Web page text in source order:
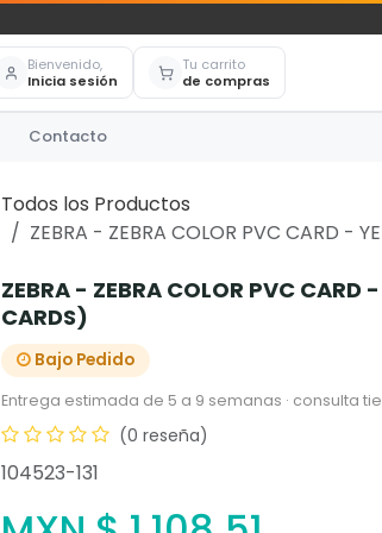
Bienvenido,
Inicia sesión
Tu carrito
de compras
Contacto
Todos los Productos
ZEBRA - ZEBRA COLOR PVC CARD -
ZEBRA - ZEBRA COLOR PVC
CARDS)
Bajo Pedido
Entrega estimada de 5 a 9 semanas · consulta
(0 reseña)
104523-131